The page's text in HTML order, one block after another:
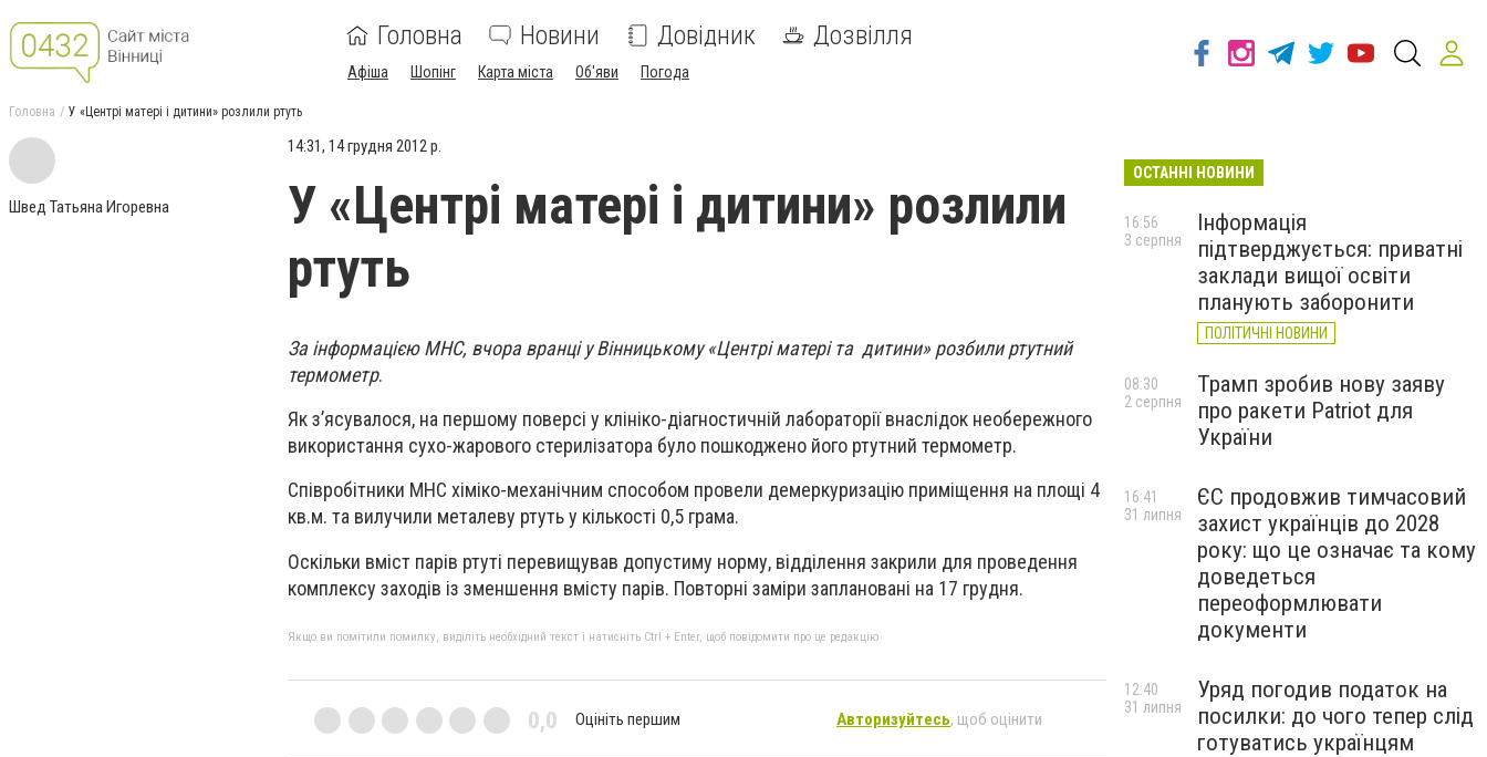
Головна Новини Довідник Дозвілля
Афіша Шопінг Карта міста Об'яви Погода
Головна У «Центрі матері і дитини» розлили ртуть
Швед Татьяна Игоревна
14:31, 14 грудня 2012 р.
У «Центрі матері і дитини» розлили
ртуть
За інформацією МНС, вчора вранці у Вінницькому «Центрі матері та дитини» розбили ртутний
термометр.
Як з’ясувалося, на першому поверсі у клініко-діагностичній лабораторії внаслідок необережного
використання сухо-жарового стерилізатора було пошкоджено його ртутний термометр.
Співробітники МНС хіміко-механічним способом провели демеркуризацію приміщення на площі 4
кв.м. та вилучили металеву ртуть у кількості 0,5 грама.
Оскільки вміст парів ртуті перевищував допустиму норму, відділення закрили для проведення
комплексу заходів із зменшення вмісту парів. Повторні заміри заплановані на 17 грудня.
Якщо ви помітили помилку, виділіть необхідний текст і натисніть Ctrl + Enter, щоб повідомити про це редакцію
0,0 Оцініть першим Авторизуйтесь, щоб оцінити
ОСТАННІ НОВИНИ
Інформація
підтверджується: приватні
заклади вищої освіти
планують заборонити
ПОЛІТИЧНІ НОВИНИ
16:56
3 серпня
Трамп зробив нову заяву
про ракети Patriot для
України
08:30
2 серпня
ЄС продовжив тимчасовий
захист українців до 2028
року: що це означає та кому
доведеться
переоформлювати
документи
16:41
31 липня
Уряд погодив податок на
посилки: до чого тепер слід
готуватись українцям
12:40
31 липня